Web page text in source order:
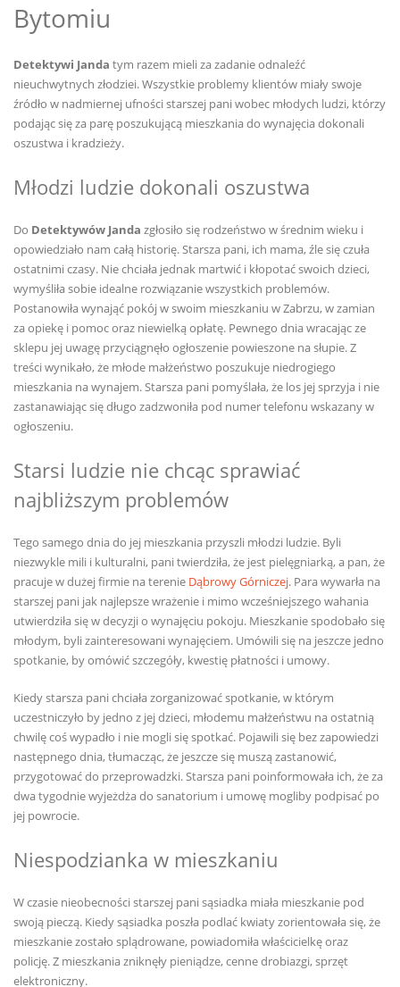
Bytomiu
Detektywi Janda tym razem mieli za zadanie odnaleźć
nieuchwytnych złodziei. Wszystkie problemy klientów miały swoje
źródło w nadmiernej ufności starszej pani wobec młodych ludzi, którzy
podając się za parę poszukującą mieszkania do wynajęcia dokonali
oszustwa i kradzieży.
Młodzi ludzie dokonali oszustwa
Do Detektywów Janda zgłosiło się rodzeństwo w średnim wieku i
opowiedziało nam całą historię. Starsza pani, ich mama, źle się czuła
ostatnimi czasy. Nie chciała jednak martwić i kłopotać swoich dzieci,
wymyśliła sobie idealne rozwiązanie wszystkich problemów.
Postanowiła wynająć pokój w swoim mieszkaniu w Zabrzu, w zamian
za opiekę i pomoc oraz niewielką opłatę. Pewnego dnia wracając ze
sklepu jej uwagę przyciągnęło ogłoszenie powieszone na słupie. Z
treści wynikało, że młode małżeństwo poszukuje niedrogiego
mieszkania na wynajem. Starsza pani pomyślała, że los jej sprzyja i nie
zastanawiając się długo zadzwoniła pod numer telefonu wskazany w
ogłoszeniu.
Starsi ludzie nie chcąc sprawiać
najbliższym problemów
Tego samego dnia do jej mieszkania przyszli młodzi ludzie. Byli
niezwykle mili i kulturalni, pani twierdziła, że jest pielęgniarką, a pan, że
pracuje w dużej firmie na terenie Dąbrowy Górniczej. Para wywarła na
starszej pani jak najlepsze wrażenie i mimo wcześniejszego wahania
utwierdziła się w decyzji o wynajęciu pokoju. Mieszkanie spodobało się
młodym, byli zainteresowani wynajęciem. Umówili się na jeszcze jedno
spotkanie, by omówić szczegóły, kwestię płatności i umowy.
Kiedy starsza pani chciała zorganizować spotkanie, w którym
uczestniczyło by jedno z jej dzieci, młodemu małżeństwu na ostatnią
chwilę coś wypadło i nie mogli się spotkać. Pojawili się bez zapowiedzi
następnego dnia, tłumacząc, że jeszcze się muszą zastanowić,
przygotować do przeprowadzki. Starsza pani poinformowała ich, że za
dwa tygodnie wyjeżdża do sanatorium i umowę mogliby podpisać po
jej powrocie.
Niespodzianka w mieszkaniu
W czasie nieobecności starszej pani sąsiadka miała mieszkanie pod
swoją pieczą. Kiedy sąsiadka poszła podlać kwiaty zorientowała się, że
mieszkanie zostało splądrowane, powiadomiła właścicielkę oraz
policję. Z mieszkania zniknęły pieniądze, cenne drobiazgi, sprzęt
elektroniczny.